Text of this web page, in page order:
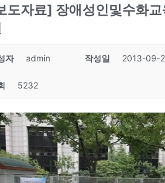
도자료] 장애성인및수화
자 admin 작성일 2013-09-
5232